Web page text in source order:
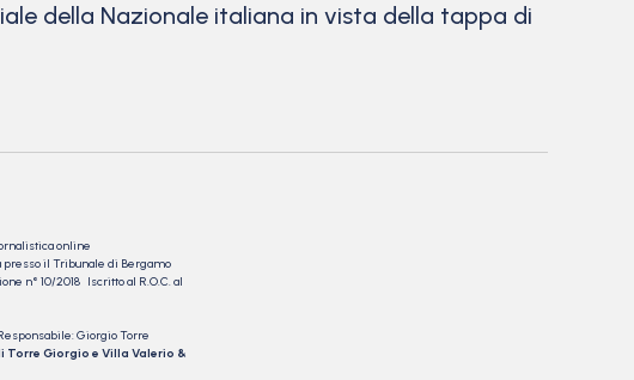
della Nazionale italiana in vista della tappa di
online
presso il Tribunale di Bergamo
n° 10/2018 Iscritto al R.O.C. al
Giorgio Torre
Torre Giorgio e Villa Valerio &